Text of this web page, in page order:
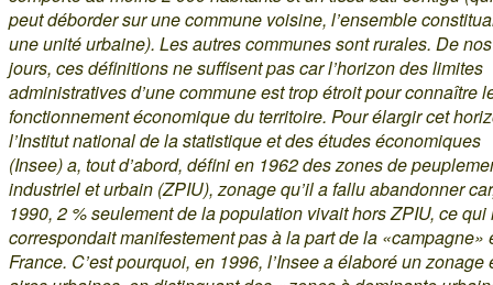
peut déborder sur une commune voisine, l’ensemble
une unité urbaine). Les autres communes sont rurales. De nos
jours, ces définitions ne suffisent pas car l’horizon des limites
administratives d’une commune est trop étroit pour connaître
fonctionnement économique du territoire. Pour élargir cet
l’Institut national de la statistique et des études économiques
(Insee) a, tout d’abord, défini en 1962 des zones de
industriel et urbain (ZPIU), zonage qu’il a fallu abandonner
1990, 2 % seulement de la population vivait hors ZPIU, ce qui
correspondait manifestement pas à la part de la «campagne»
France. C’est pourquoi, en 1996, l’Insee a élaboré un zonage